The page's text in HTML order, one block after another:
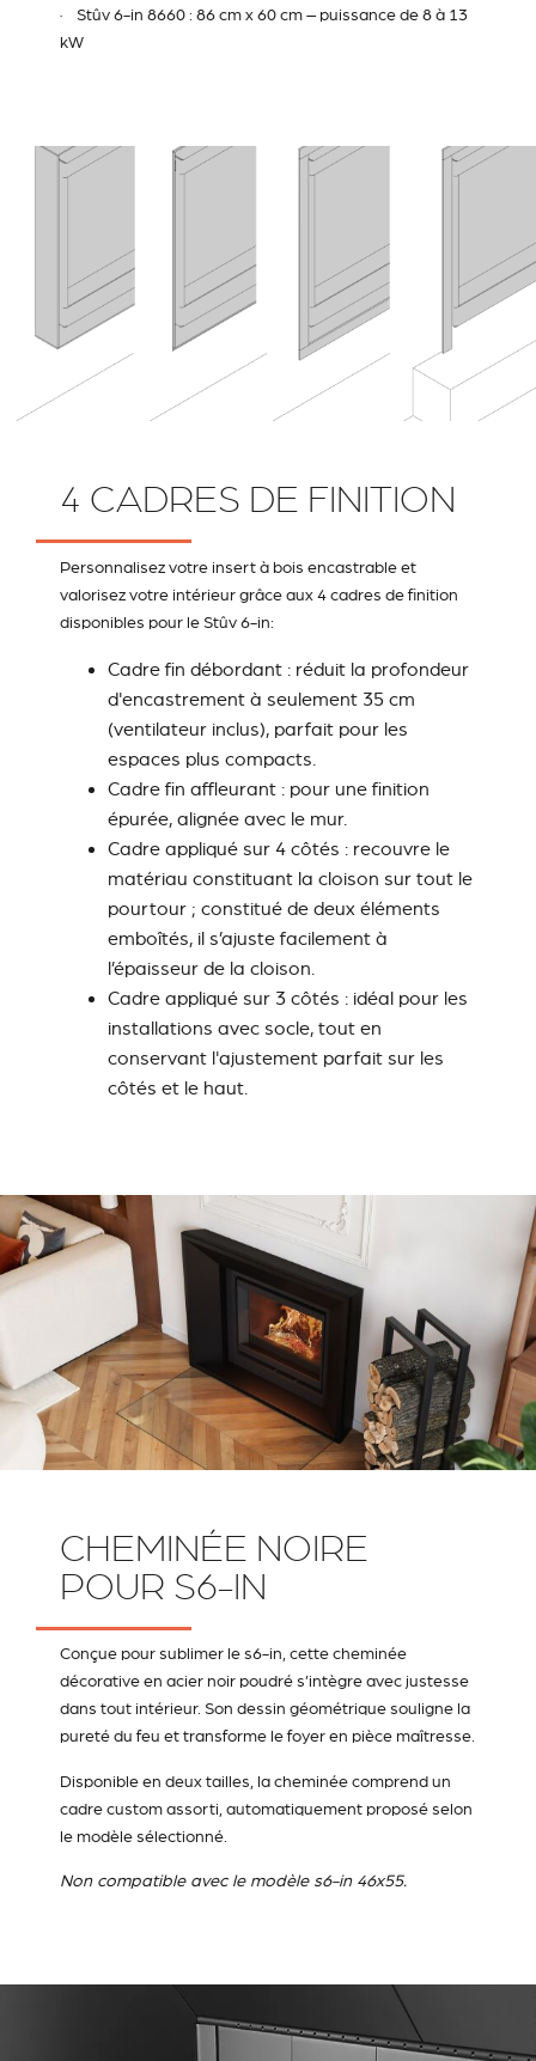
· Stûv 6-in 8660: 86 cm x 60 cm – puissance de 8 à 13
kW
4 CADRES DE FINITION
Personnalisez votre insert à bois encastrable et
valorisez votre intérieur grâce aux 4 cadres de finition
disponibles pour le Stûv 6-in:
Cadre fin débordant : réduit la profondeur
d'encastrement à seulement 35 cm
(ventilateur inclus), parfait pour les
espaces plus compacts.
Cadre fin affleurant : pour une finition
épurée, alignée avec le mur.
Cadre appliqué sur 4 côtés : recouvre le
matériau constituant la cloison sur tout le
pourtour ; constitué de deux éléments
emboîtés, il s’ajuste facilement à
l’épaisseur de la cloison.
Cadre appliqué sur 3 côtés : idéal pour les
installations avec socle, tout en
conservant l'ajustement parfait sur les
côtés et le haut.
CHEMINÉE NOIRE
POUR S6-IN
Conçue pour sublimer le s6-in, cette cheminée
décorative en acier noir poudré s’intègre avec justesse
dans tout intérieur. Son dessin géométrique souligne la
pureté du feu et transforme le foyer en pièce maîtresse.
Disponible en deux tailles, la cheminée comprend un
cadre custom assorti, automatiquement proposé selon
le modèle sélectionné.
Non compatible avec le modèle s6-in 46x55.